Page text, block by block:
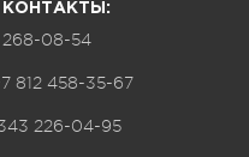
КОНТАКТЫ:
268-08-54
812 458-35-67
226-04-95